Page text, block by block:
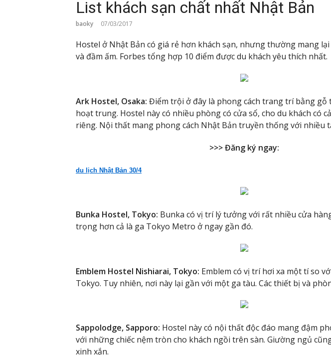
List khách sạn chất nhất Nhật Bản
baoky 07/03/2017
Hostel ở Nhật Bản có giá rẻ hơn khách sạn, nhưng thường mang lại
và đầm ấm. Forbes tổng hợp 10 điểm được du khách yêu thích nhất.
Ark Hostel, Osaka: Điểm trội ở đây là phong cách trang trí bằng gỗ
hoạt trung. Hostel này có nhiều phòng có cửa sổ, cho du khách có
riêng. Nội thất mang phong cách Nhật Bản truyền thống với nhiều
>>> Đăng ký ngay:
du lịch Nhật Bản 30/4
Bunka Hostel, Tokyo: Bunka có vị trí lý tưởng với rất nhiều cửa
trọng hơn cả là ga Tokyo Metro ở ngay gần đó.
Emblem Hostel Nishiarai, Tokyo: Emblem có vị trí hơi xa một tí so
Tokyo. Tuy nhiên, nơi này lại gần với một ga tàu. Các thiết bị và
Sappolodge, Sapporo: Hostel này có nội thất độc đáo mang đậm
với những chiếc nệm tròn cho khách ngồi trên sàn. Giường ngủ
xinh xắn.